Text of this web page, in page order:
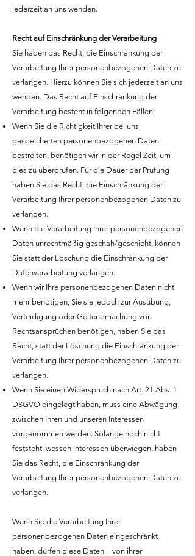
jederzeit an uns wenden.
Recht auf Einschränkung der Verarbeitung
Sie haben das Recht, die Einschränkung der
Verarbeitung Ihrer personenbezogenen Daten zu
verlangen. Hierzu können Sie sich jederzeit an uns
wenden. Das Recht auf Einschränkung der
Verarbeitung besteht in folgenden Fällen:
Wenn Sie die Richtigkeit Ihrer bei uns
gespeicherten personenbezogenen Daten
bestreiten, benötigen wir in der Regel Zeit, um
dies zu überprüfen. Für die Dauer der Prüfung
haben Sie das Recht, die Einschränkung der
Verarbeitung Ihrer personenbezogenen Daten zu
verlangen.
Wenn die Verarbeitung Ihrer personenbezogenen
Daten unrechtmäßig geschah/geschieht, können
Sie statt der Löschung die Einschränkung der
Datenverarbeitung verlangen.
Wenn wir Ihre personenbezogenen Daten nicht
mehr benötigen, Sie sie jedoch zur Ausübung,
Verteidigung oder Geltendmachung von
Rechtsansprüchen benötigen, haben Sie das
Recht, statt der Löschung die Einschränkung der
Verarbeitung Ihrer personenbezogenen Daten zu
verlangen.
Wenn Sie einen Widerspruch nach Art. 21 Abs. 1
DSGVO eingelegt haben, muss eine Abwägung
zwischen Ihren und unseren Interessen
vorgenommen werden. Solange noch nicht
feststeht, wessen Interessen überwiegen, haben
Sie das Recht, die Einschränkung der
Verarbeitung Ihrer personenbezogenen Daten zu
verlangen.
Wenn Sie die Verarbeitung Ihrer
personenbezogenen Daten eingeschränkt
haben, dürfen diese Daten – von ihrer